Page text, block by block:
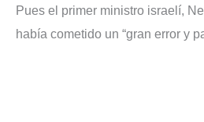
Pues el primer ministro israelí,
había cometido un “gran error y